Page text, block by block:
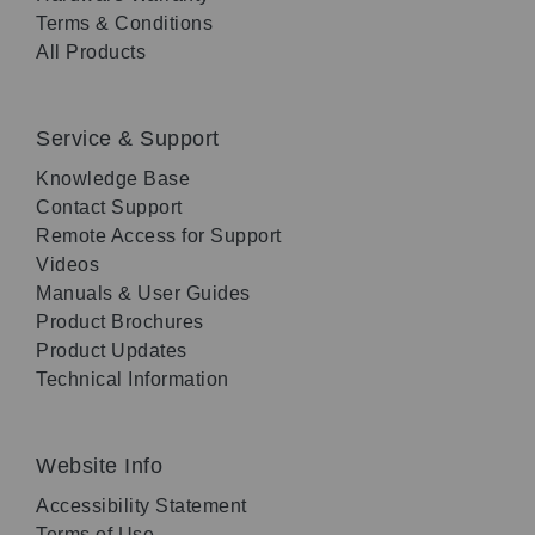
Terms & Conditions
All Products
Service & Support
Knowledge Base
Contact Support
Remote Access for Support
Videos
Manuals & User Guides
Product Brochures
Product Updates
Technical Information
Website Info
Accessibility Statement